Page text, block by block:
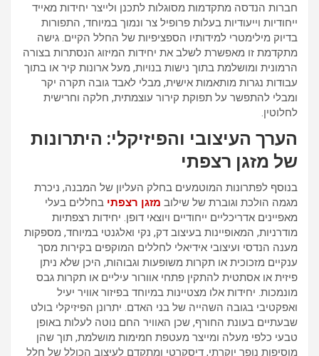
חברות הנדסה מתקדמות מסוגלות לתכנן ולייצר יחידות מאייד
ייחודיות וייעודיות בעלות פרופיל צר ונמוך במיוחד, התפורות
בדיוק מילימטרי למידותיו הספציפיות של החלל הקיים. גישה
מתקדמת זו מאפשרת לשלב את יחידות המיזוג הנסתרות בצורה
הרמונית ומושלמת בתוך נישות בנויות, מעל ארונות קיר או בתוך
עבודות נגרות מותאמות אישית, מבלי לאבד גובה תקרה יקר
ומבלי להתפשר על תפוקת קירור עוצמתית, חלקה וחרישית
לחלוטין.
הערך העיצובי והפיזיקלי: היתרונות
של מזגן רצפתי
בנוסף לפתרונות המוטמעים בחלק העליון של המבנה, ניכרת
מגמה הולכת וגוברת של שילוב מזגן רצפתי בחללים בעלי
מאפיינים אדריכליים ייחודיים ויוצאי דופן. יחידות רצפתיות
מודרניות, המאופיינות בעיצוב דק, נקי ואלגנטי במיוחד, מספקות
מענה הנדסי ועיצובי אידיאלי לחללים המוקפים בקירות מסך
ענקיים מזכוכית או תקרות משופעות וגבוהות, היכן שלא ניתן
פיזית או אסתטית להתקין פתחי אוורור עיליים או תקרות גבס
מונמכות. יחידות אלו מצטיינות במיוחד בפיזור אוויר יעיל
ואפקטיבי בגובה השהייה של בני האדם. יתרונן הפיזיקלי בולט
שבעתיים בעונת החורף, שכן האוויר החם נוטה לעלות באופן
טבעי כלפי מעלה ומייצר מעטפת חמימות מושלמת, תוך שהן
מוסיפות נופך יוקרתי, דיסקרטי ומתקדם לעיצוב הכולל של חלל